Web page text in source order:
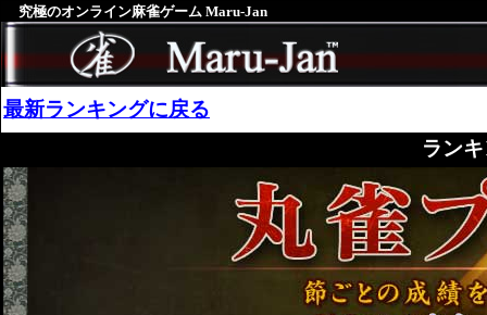
究極のオンライン麻雀ゲーム Maru-Jan
最新ランキングに戻る
ラン